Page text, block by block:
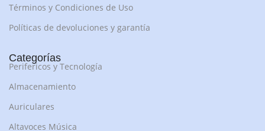
Términos y Condiciones de Uso
Políticas de devoluciones y garantía
Categorías
Perifericos y Tecnología
Almacenamiento
Auriculares
Altavoces Música